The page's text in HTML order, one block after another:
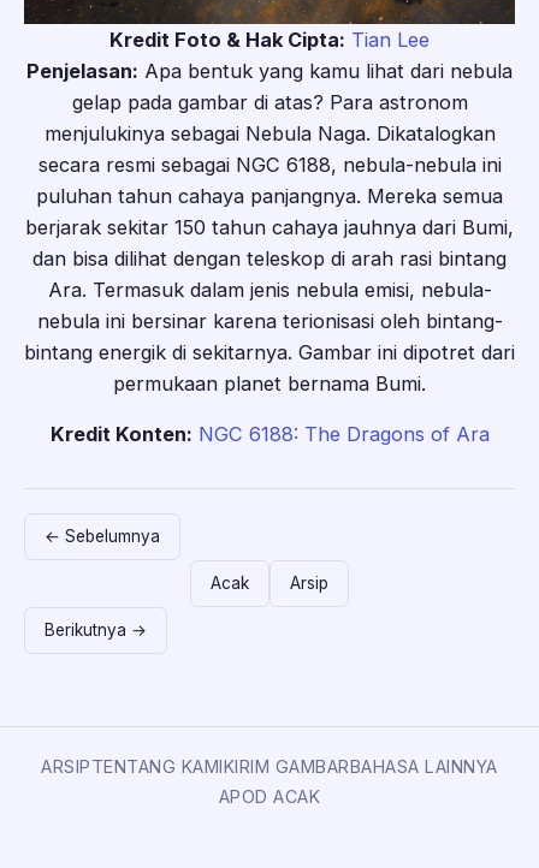
Kredit Foto & Hak Cipta: Tian Lee
Penjelasan: Apa bentuk yang kamu lihat dari nebula
gelap pada gambar di atas? Para astronom
menjulukinya sebagai Nebula Naga. Dikatalogkan
secara resmi sebagai NGC 6188, nebula-nebula ini
puluhan tahun cahaya panjangnya. Mereka semua
berjarak sekitar 150 tahun cahaya jauhnya dari Bumi,
dan bisa dilihat dengan teleskop di arah rasi bintang
Ara. Termasuk dalam jenis nebula emisi, nebula-
nebula ini bersinar karena terionisasi oleh bintang-
bintang energik di sekitarnya. Gambar ini dipotret dari
permukaan planet bernama Bumi.
Kredit Konten: NGC 6188: The Dragons of Ara
← Sebelumnya
Acak Arsip
Berikutnya →
ARSIPTENTANG KAMIKIRIM GAMBARBAHASA LAINNYA
APOD ACAK